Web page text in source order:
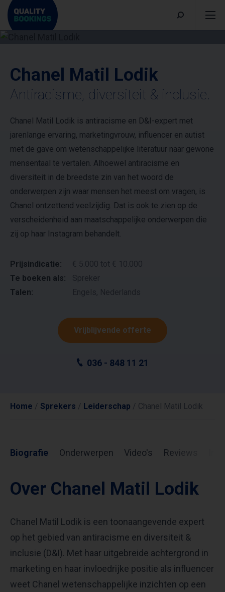
Chanel Matil Lodik
Antiracisme, diversiteit & inclusie.
Chanel Matil Lodik is antiracisme en D&I-expert met
jarenlange ervaring, marketingvrouw, influencer en autist
met de gave om wetenschappelijke literatuur naar gewone
mensentaal te vertalen. Alhoewel antiracisme en
diversiteit in de breedste zin van het woord de
onderwerpen zijn waar mensen het meest om vragen, is
Chanel ontzettend veelzijdig. Dat is ook te zien op de
verscheidenheid aan maatschappelijke onderwerpen die
zij op haar Instagram behandelt.
Prijsindicatie:
€ 5.000 tot € 10.000
Te boeken als:
Spreker
Talen:
Vrijblijvende offerte
036 - 848 11 21
Home / Sprekers / Leiderschap / Chanel Matil Lodik
Biografie Onderwerpen Video's Reviews
Over Chanel Matil Lodik
Chanel Matil Lodik is een toonaangevende expert
op het gebied van antiracisme en diversiteit &
inclusie (D&I). Met haar uitgebreide achtergrond in
marketing en haar invloedrijke positie als influencer
weet Chanel wetenschappelijke inzichten op een